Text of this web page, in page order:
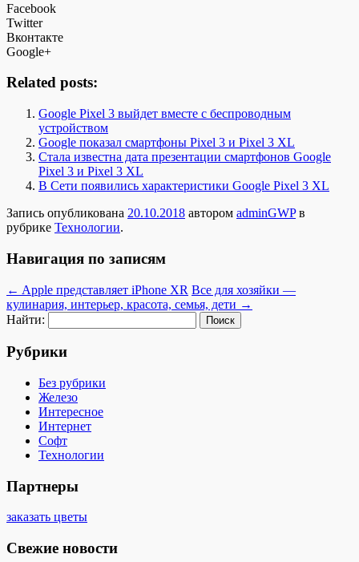
Facebook
Twitter
Вконтакте
Google+
Related posts:
Google Pixel 3 выйдет вместе с беспроводным
устройством
Google показал смартфоны Pixel 3 и Pixel 3 XL
Стала известна дата презентации смартфонов Google
Pixel 3 и Pixel 3 XL
В Сети появились характеристики Google Pixel 3 XL
Запись опубликована 20.10.2018 автором adminGWPв
рубрике Технологии.
Навигация по записям
← Apple представляет iPhone XR Все для хозяйки —
кулинария, интерьер, красота, семья, дети →
Найти:
Рубрики
Без рубрики
Железо
Интересное
Интернет
Софт
Технологии
Партнеры
заказать цветы
Свежие новости